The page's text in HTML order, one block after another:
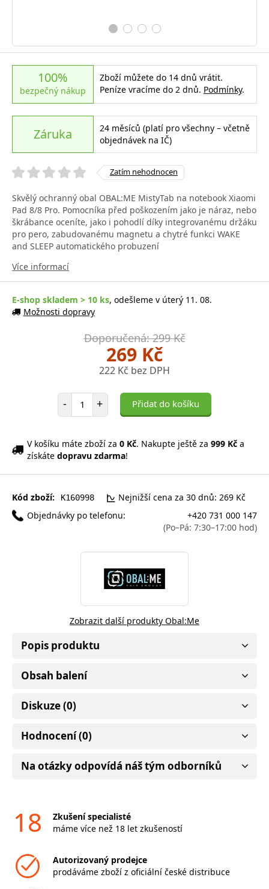
100%
bezpečný nákup
Zboží můžete do 14 dnů vrátit.
Peníze vracíme do 2 dnů. Podmínky.
Záruka
24 měsíců (platí pro všechny – včetně
objednávek na IČ)
Zatím nehodnocen
Skvělý ochranný obal OBAL:ME MistyTab na notebook Xiaomi
Pad 8/8 Pro. Pomocníka před poškozením jako je náraz, nebo
škrábance oceníte, jako i pohodlí díky integrovanému držáku
pro pero, zabudovanému magnetu a chytré funkci WAKE
and SLEEP automatického probuzení
Více informací
E-shop skladem > 10 ks, odešleme v úterý 11. 08.
Možnosti dopravy
Doporučená: 299 Kč
269 Kč
222 Kč bez DPH
- Počet položek
+ Přidat do košíku
V košíku máte zboží za 0 Kč. Nakupte ještě za 999 Kč a
získáte dopravu zdarma!
Kód zboží: K160998
Nejnižší cena za 30 dnů: 269 Kč
Objednávky po telefonu:
+420 731 000 147
(Po–Pá: 7:30–17:00 hod)
Zobrazit další produkty Obal:Me
Popis produktu
Obsah balení
Diskuze (0)
Hodnocení (0)
Na otázky odpovídá náš tým odborníků
18
Zkušení specialisté
máme více než 18 let zkušeností
Autorizovaný prodejce
prodáváme zboží z oficiální české distribuce